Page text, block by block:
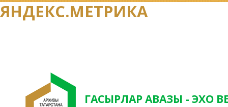
ЯНДЕКС.МЕТРИКА
ГАСЫРЛАР АВАЗЫ - ЭХО